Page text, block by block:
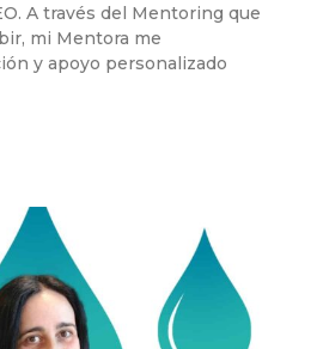
A través del Mentoring que
mi Mentora me
y apoyo personalizado